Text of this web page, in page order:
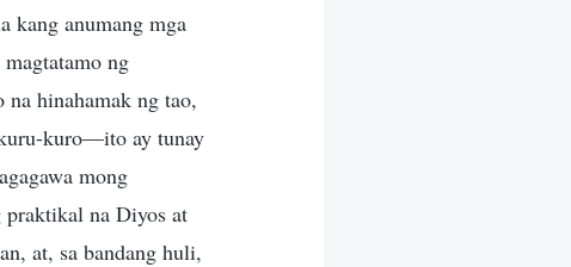
kang anumang mga
ng
na hinahamak ng tao,
kuru-kuro—ito ay tunay
mong
praktikal na Diyos at
at, sa bandang huli,